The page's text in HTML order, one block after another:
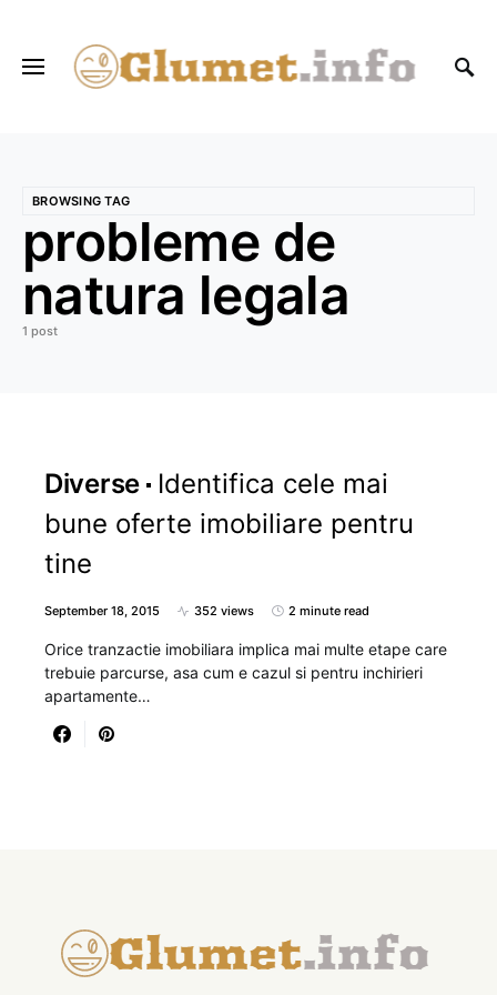
BROWSING TAG
probleme de
natura legala
1 post
Diverse
Identifica cele mai
bune oferte imobiliare pentru
tine
September 18, 2015 352 views 2 minute read
Orice tranzactie imobiliara implica mai multe etape care
trebuie parcurse, asa cum e cazul si pentru inchirieri
apartamente…